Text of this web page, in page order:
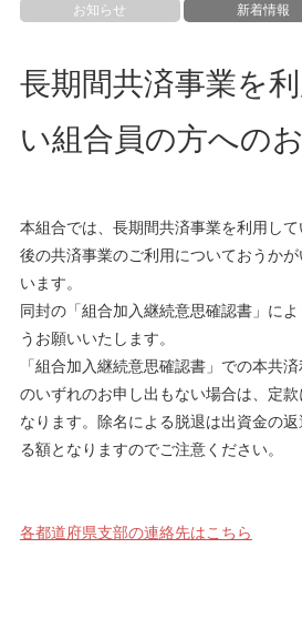
お知らせ 新着情報
長期間共済事業を
い組合員の方への
本組合では、長期間共済事業を利用し
後の共済事業のご利用についておうか
います。
同封の「組合加入継続意思確認書」に
うお願いいたします。
「組合加入継続意思確認書」での本共
のいずれのお申し出もない場合は、定
なります。除名による脱退は出資金の
る額となりますのでご注意ください。
各都道府県支部の連絡先はこちら